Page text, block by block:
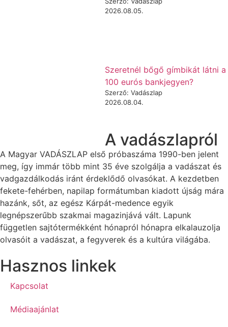
2026.08.05.
Szeretnél bőgő gímbikát látni a
100 eurós bankjegyen?
Szerző: Vadászlap
2026.08.04.
A vadászlapról
A Magyar VADÁSZLAP első próbaszáma 1990-ben jelent
meg, így immár több mint 35 éve szolgálja a vadászat és
vadgazdálkodás iránt érdeklődő olvasókat. A kezdetben
fekete-fehérben, napilap formátumban kiadott újság mára
hazánk, sőt, az egész Kárpát-medence egyik
legnépszerűbb szakmai magazinjává vált. Lapunk
független sajtótermékként hónapról hónapra elkalauzolja
olvasóit a vadászat, a fegyverek és a kultúra világába.
Hasznos linkek
Kapcsolat
Médiaajánlat